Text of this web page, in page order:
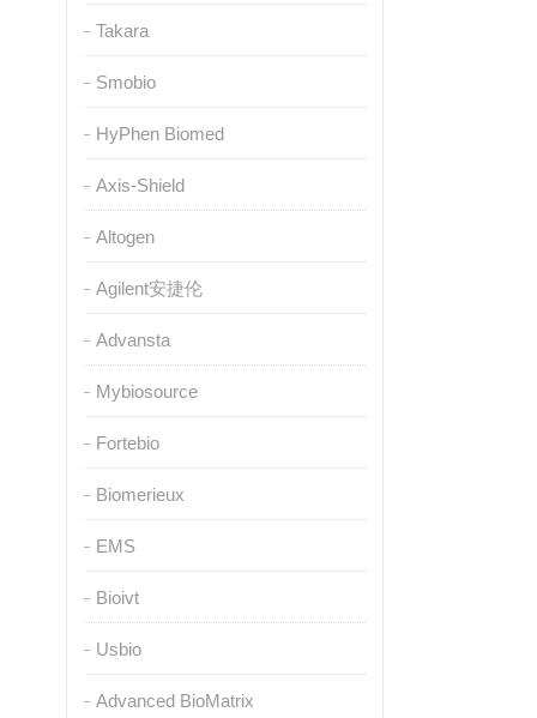
Takara
Smobio
HyPhen Biomed
Axis-Shield
Altogen
Agilent安捷伦
Advansta
Mybiosource
Fortebio
Biomerieux
EMS
Bioivt
Usbio
Advanced BioMatrix